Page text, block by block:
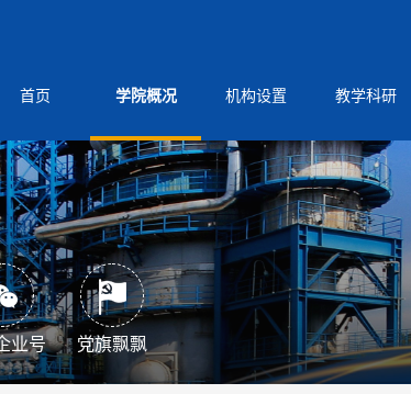
首页 学院概况 机构设置 教学科研
业号 党旗飘飘